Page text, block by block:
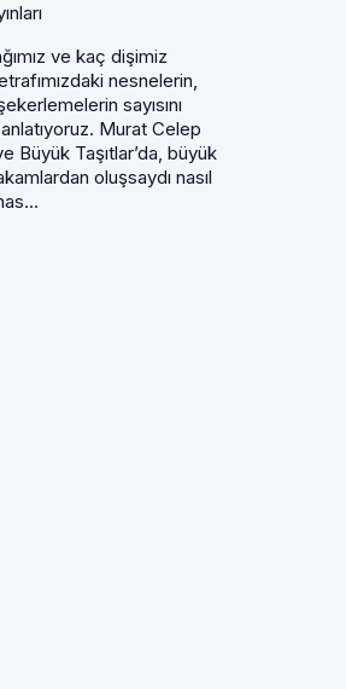
ve kaç dişimiz
nesnelerin,
sayısını
Murat Celep
Büyük Taşıtlar’da, büyük
oluşsaydı nasıl